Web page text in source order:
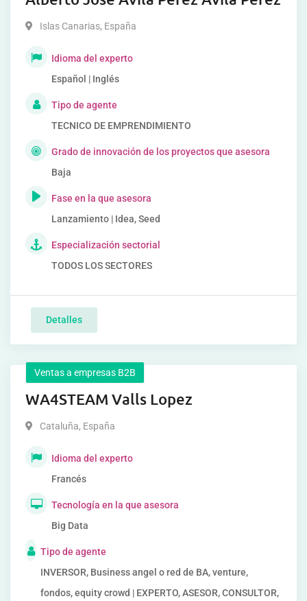
Islas Canarias, España
Idioma del experto
Español | Inglés
Tipo de agente
TECNICO DE EMPRENDIMIENTO
Grado de innovación de los proyectos que asesora
Baja
Fase en la que asesora
Lanzamiento | Idea, Seed
Especialización sectorial
TODOS LOS SECTORES
Detalles
Ventas a empresas B2B
WA4STEAM Valls Lopez
Cataluña, España
Idioma del experto
Francés
Tecnología en la que asesora
Big Data
Tipo de agente
INVERSOR, Business angel o red de BA, venture,
fondos, equity crowd | EXPERTO, ASESOR, CONSULTOR,